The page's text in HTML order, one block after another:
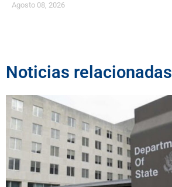
Agosto 08, 2026
Noticias relacionadas